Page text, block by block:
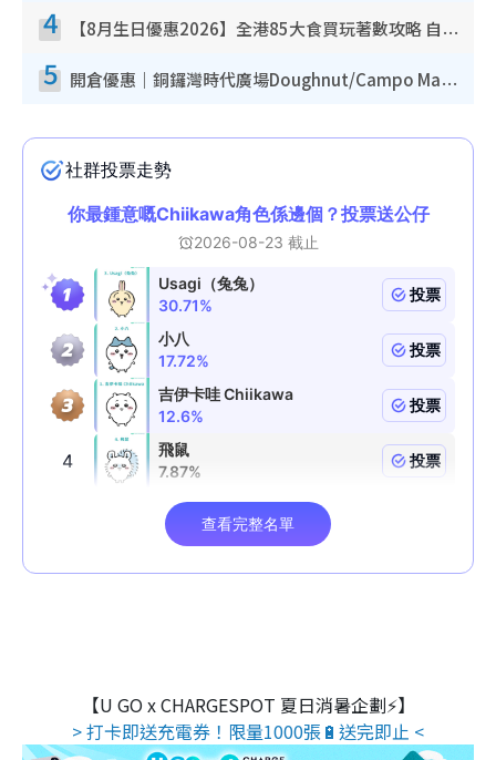
4 【8月生日優惠2026】全港85大食買玩著數攻略 自助餐/火鍋放題同行免費＋誠品/DONKI送現金券
5 開倉優惠｜銅鑼灣時代廣場Doughnut/Campo Marzio開倉低至1折！背囊、書包、手袋劈價$200起
【U GO x CHARGESPOT 夏日消暑企劃⚡】
> 打卡即送充電券！限量1000張🔋送完即止 <